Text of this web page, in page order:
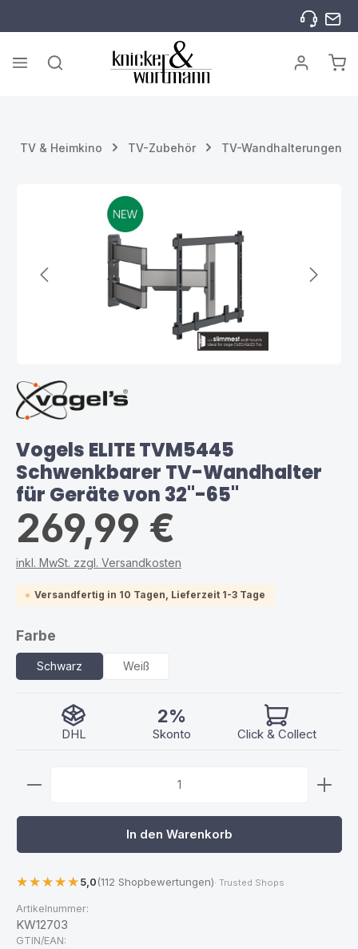
TV & Heimkino TV-Zubehör TV-Wandhalterungen
Bildergalerie überspringen
Vogels ELITE TVM5445
Schwenkbarer TV-Wandhalter
für Geräte von 32"-65"
269,99 €
inkl. MwSt. zzgl. Versandkosten
Versandfertig in 10 Tagen, Lieferzeit 1-3 Tage
Farbe
Schwarz Weiß
DHL
2%
Skonto Click & Collect
Produkt Anzahl: Gib den gewünschten Wert ein
In den Warenkorb
5,0(112 Shopbewertungen)· Trusted Shops
Artikelnummer:
KW12703
GTIN/EAN: